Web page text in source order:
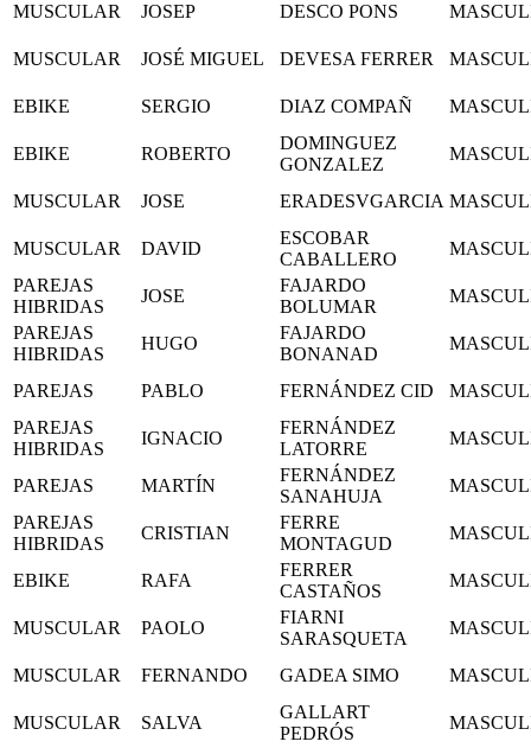
MUSCULAR JOSEP DESCO PONS
MUSCULAR JOSÉ MIGUEL DEVESA FERRER
EBIKE SERGIO DIAZ COMPAÑ
EBIKE ROBERTO
DOMINGUEZ
GONZALEZ
MUSCULAR JOSE ERADESVGARCIA
MUSCULAR DAVID
ESCOBAR
CABALLERO
PAREJAS
HIBRIDAS
JOSE
FAJARDO
BOLUMAR
PAREJAS
HIBRIDAS
HUGO
FAJARDO
BONANAD
PAREJAS PABLO FERNÁNDEZ CID
PAREJAS
HIBRIDAS
IGNACIO
FERNÁNDEZ
LATORRE
PAREJAS MARTÍN
FERNÁNDEZ
SANAHUJA
PAREJAS
HIBRIDAS
CRISTIAN
FERRE
MONTAGUD
EBIKE RAFA
FERRER
CASTAÑOS
MUSCULAR PAOLO
FIARNI
SARASQUETA
MUSCULAR FERNANDO GADEA SIMO
MUSCULAR SALVA
GALLART
PEDRÓS